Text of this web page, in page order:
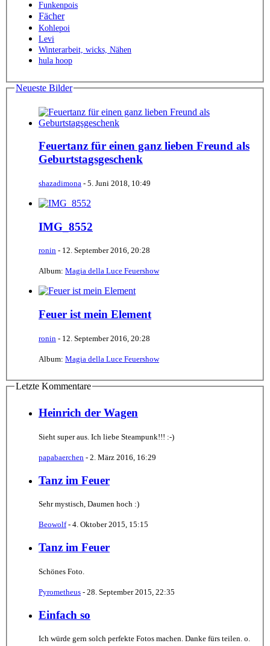
Funkenpois
Fächer
Kohlepoi
Levi
Winterarbeit, wicks, Nähen
hula hoop
Neueste Bilder
Feuertanz für einen ganz lieben Freund als
Geburtstagsgeschenk
shazadimona - 5. Juni 2018, 10:49
IMG_8552
ronin - 12. September 2016, 20:28
Album: Magia della Luce Feuershow
Feuer ist mein Element
ronin - 12. September 2016, 20:28
Album: Magia della Luce Feuershow
Letzte Kommentare
Heinrich der Wagen
Sieht super aus. Ich liebe Steampunk!!! :-)
papabaerchen - 2. März 2016, 16:29
Tanz im Feuer
Sehr mystisch, Daumen hoch :)
Beowolf- 4. Oktober 2015, 15:15
Tanz im Feuer
Schönes Foto.
Pyrometheus - 28. September 2015, 22:35
Einfach so
Ich würde gern solch perfekte Fotos machen. Danke fürs teilen. o.